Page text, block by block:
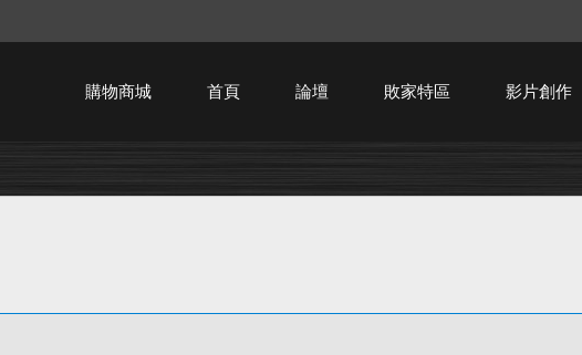
購物商城 首頁 論壇 敗家特區 影片創作